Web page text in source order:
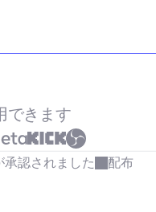
できます
承認されました 配布